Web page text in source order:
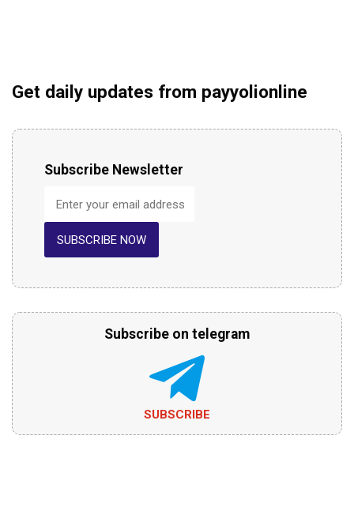
Get daily updates from payyolionline
Subscribe Newsletter
SUBSCRIBE NOW
Subscribe on telegram
SUBSCRIBE